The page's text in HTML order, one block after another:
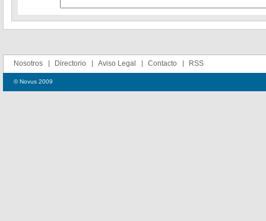
Nosotros Directorio Aviso Legal Contacto RSS
© Novus 2009